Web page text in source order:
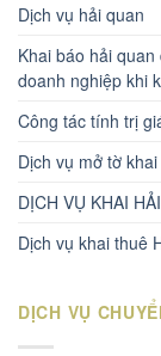
Dịch vụ hải quan
Khai báo hải
doanh nghiệp khi
Công tác tính trị
Dịch vụ mở tờ
DỊCH VỤ KHAI
Dịch vụ khai thuê
DỊCH VỤ